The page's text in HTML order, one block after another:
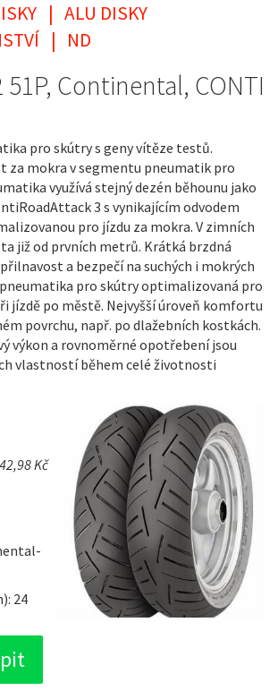
| ALU DISKY
| ND
51P, Continental, CONTI
pro skútry s geny vítěze testů.
za mokra v segmentu pneumatik pro
využívá stejný dezén běhounu jako
3 s vynikajícím odvodem
pro jízdu za mokra. V zimních
již od prvních metrů. Krátká brzdná
a bezpečí na suchých i mokrých
pro skútry optimalizovaná pro
jízdě po městě. Nejvyšší úroveň komfortu
povrchu, např. po dlažebních kostkách.
výkon a rovnoměrné opotřebení jsou
vlastností během celé životnosti
Kč
24